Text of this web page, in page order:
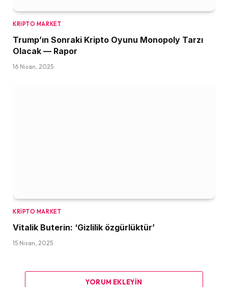
KRIPTO MARKET
Trump’ın Sonraki Kripto Oyunu Monopoly Tarzı
Olacak — Rapor
16 Nisan, 2025
KRIPTO MARKET
Vitalik Buterin: ‘Gizlilik özgürlüktür’
15 Nisan, 2025
YORUM EKLEYIN